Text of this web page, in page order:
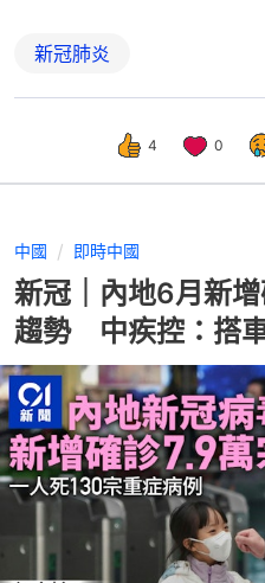
新冠肺炎
4 0
中國 即時中國
新冠｜內地6月新
趨勢 中疾控：搭